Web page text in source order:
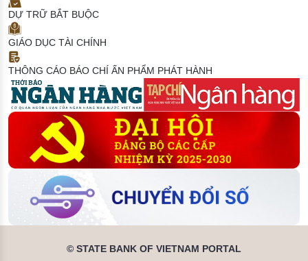
DỰ TRỮ BẮT BUỘC
GIÁO DỤC TÀI CHÍNH
THÔNG CÁO BÁO CHÍ ẤN PHẨM PHÁT HÀNH
© STATE BANK OF VIETNAM PORTAL